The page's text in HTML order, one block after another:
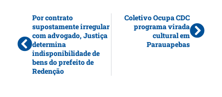
Por contrato
supostamente irregular
com advogado, Justiça
determina
indisponibilidade de
bens do prefeito de
Redenção
Coletivo Ocupa CDC
programa virada
cultural em
Parauapebas